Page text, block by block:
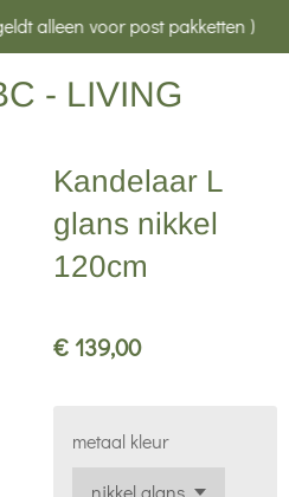
- LIVING
alleen voor post pakketten )
Kandelaar L
glans nikkel
120cm
€ 139,00
metaal kleur